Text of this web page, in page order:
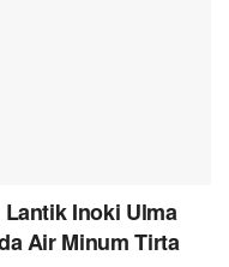
Inoki Ulma
Air Minum Tirta